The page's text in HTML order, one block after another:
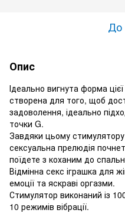
До
Опис
Ідеально вигнута форма
створена для того, щоб
задоволення, ідеально
точки G.
Завдяки цьому
сексуальна прелюдія
поїдете з коханим до
Відмінна секс іграшка для
емоції та яскраві оргазми.
Стимулятор виконаний із
10 режимів вібрації.